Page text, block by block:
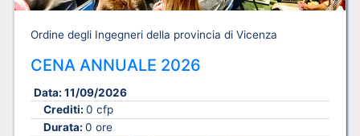
Ordine degli Ingegneri della provincia di Vicenza
CENA ANNUALE 2026
Data: 11/09/2026
Crediti: 0 cfp
Durata: 0 ore